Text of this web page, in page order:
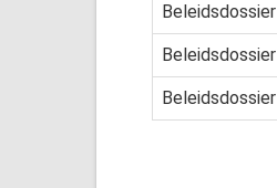
Beleidsdossier
Beleidsdossier
Beleidsdossier